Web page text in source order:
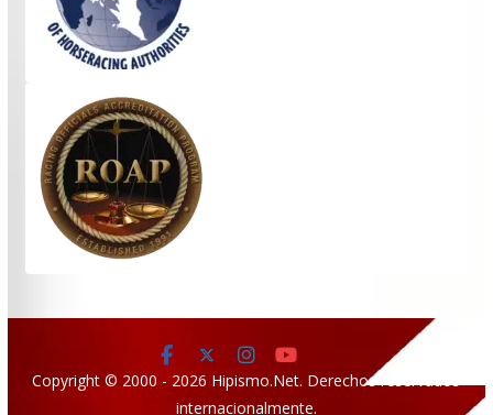
Copyright © 2000 - 2026 Hipismo.Net. Derechos reservados
internacionalmente.